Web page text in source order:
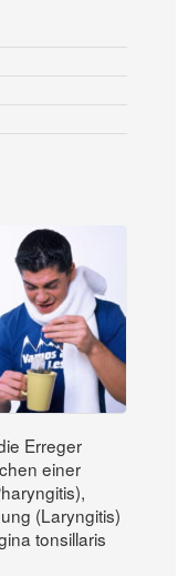
Erreger
einer
(Laryngitis)
tonsillaris